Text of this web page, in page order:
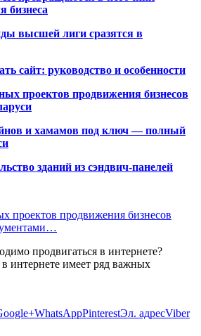
бизнеса
высшей лиги сразятся в
сайт: руководство и особенности
проектов продвижения бизнесов
и хамамов под ключ — полный
зданий из сэндвич-панелей
проектов продвижения бизнесов
продвигаться в интернете?
интернете имеет ряд важных
WhatsAppPinterestЭл. адресViber